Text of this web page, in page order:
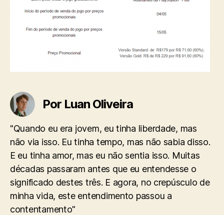
Por Luan Oliveira
"Quando eu era jovem, eu tinha liberdade, mas
não via isso. Eu tinha tempo, mas não sabia disso.
E eu tinha amor, mas eu não sentia isso. Muitas
décadas passaram antes que eu entendesse o
significado destes três. E agora, no crepúsculo de
minha vida, este entendimento passou a
contentamento"